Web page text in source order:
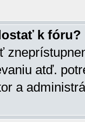
k fóru?
atď.
a